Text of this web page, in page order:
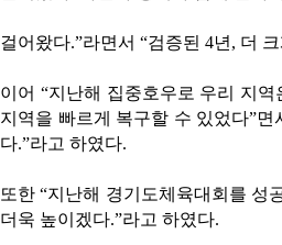
걸어왔다.”라면서 “검증된 4년 , 더
이어 “지난해 집중호우로 우리 지역
지역을 빠르게 복구할 수 있었다”면
다.”라고 하였다.
또한“지난해 경기도체육대회를 성
더욱 높이겠다.”라고 하였다.